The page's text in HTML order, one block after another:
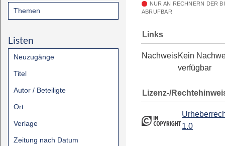
Themen
Listen
Neuzugänge
Titel
Autor / Beteiligte
Ort
Verlage
Zeitung nach Datum
NUR AN RECHNERN DER
ABRUFBAR
Links
NachweisKein
verfügbar
Lizenz-/
1.0